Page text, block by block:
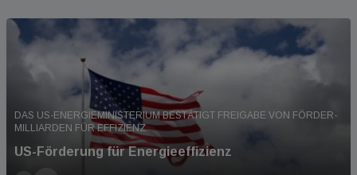
DAS US-ENERGIEMINISTERIUM BESTÄTIGT FREIGABE VON FÖRDER-
MILLIARDEN FÜR EFFIZIENZ.
US-Förderung für Energieeffizienz